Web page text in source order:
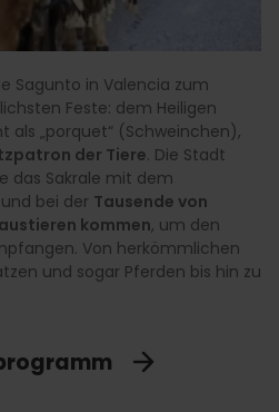
Sagunto in Valencia zum
Feste: dem Heiligen
als „porquet“ (Schweinchen),
der Tiere. Die Stadt
das Sakrale mit dem
bei der Tausende von
kommen, um den
Von herkömmlichen
und sogar Pferden bis hin zu